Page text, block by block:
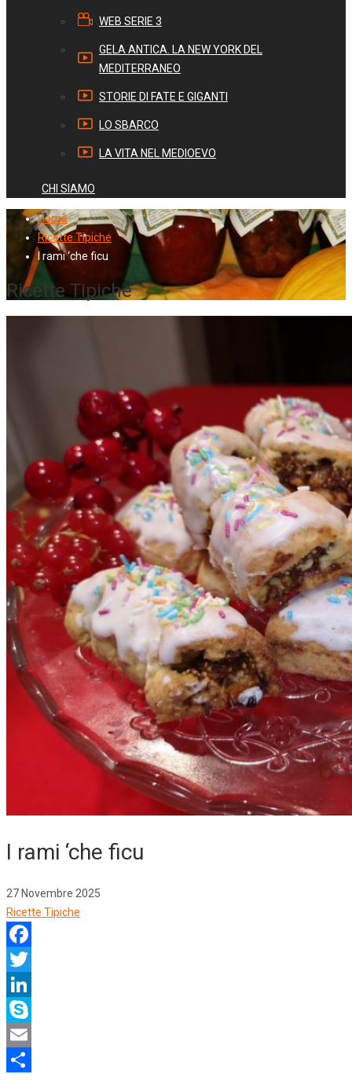
WEB SERIE 3
GELA ANTICA. LA NEW YORK DEL
MEDITERRANEO
STORIE DI FATE E GIGANTI
LO SBARCO
LA VITA NEL MEDIOEVO
CHI SIAMO
Home
Ricette Tipiche
I rami ‘che ficu
Ricette Tipiche
I rami ‘che ficu
27 Novembre 2025
Ricette Tipiche
Facebook
Twitter
LinkedIn
Skype
Email